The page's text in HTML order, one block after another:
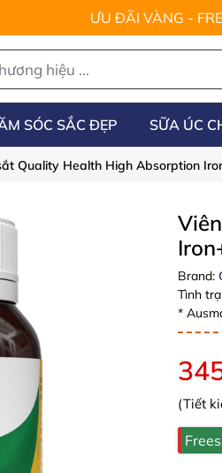
ƯU ĐÃI VÀNG -
SÓC SẮC ĐẸP SỮA ÚC
Quality Health High Absorption
Brand:
Tình
*
(Tiết